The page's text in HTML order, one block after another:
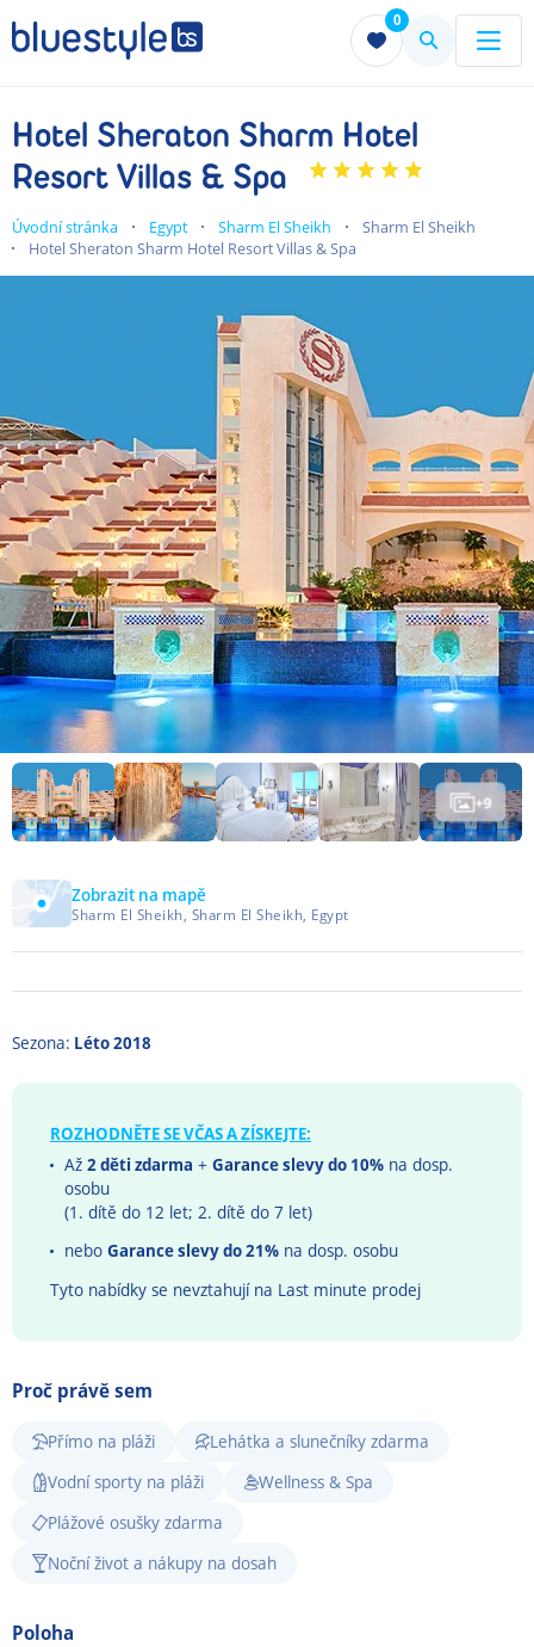
0
Menu Menu
Hotel Sheraton Sharm Hotel
Resort Villas & Spa
Úvodní stránka Egypt Sharm El Sheikh
Sharm El Sheikh
Hotel Sheraton Sharm Hotel Resort Villas & Spa
+9
Zobrazit na mapě
Sharm El Sheikh, Sharm El Sheikh, Egypt
Sezona: Léto 2018
ROZHODNĚTE SE VČAS A ZÍSKEJTE:
Až 2 děti zdarma + Garance slevy do 10% na dosp.
osobu
(1. dítě do 12 let; 2. dítě do 7 let)
nebo Garance slevy do 21% na dosp. osobu
Tyto nabídky se nevztahují na Last minute prodej
Proč právě sem
Přímo na pláži
Lehátka a slunečníky zdarma
Vodní sporty na pláži
Wellness & Spa
Plážové osušky zdarma
Noční život a nákupy na dosah
Poloha